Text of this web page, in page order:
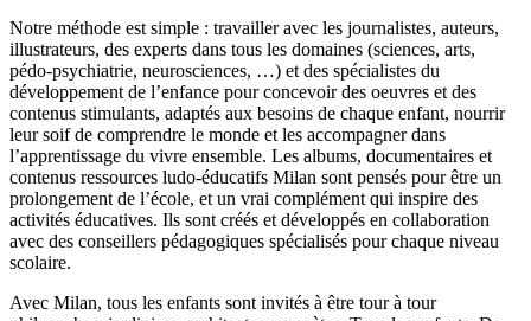
Notre méthode est simple : travailler avec les journalistes, auteurs,
illustrateurs, des experts dans tous les domaines (sciences, arts,
pédo-psychiatrie, neurosciences, …) et des spécialistes du
développement de l’enfance pour concevoir des oeuvres et des
contenus stimulants, adaptés aux besoins de chaque enfant, nourrir
leur soif de comprendre le monde et les accompagner dans
l’apprentissage du vivre ensemble. Les albums, documentaires et
contenus ressources ludo-éducatifs Milan sont pensés pour être un
prolongement de l’école, et un vrai complément qui inspire des
activités éducatives. Ils sont créés et développés en collaboration
avec des conseillers pédagogiques spécialisés pour chaque niveau
scolaire.
Avec Milan, tous les enfants sont invités à être tour à tour